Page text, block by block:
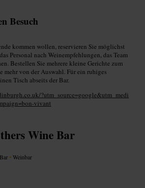
Besuch
kommen wollen, reservieren Sie möglichst
Personal nach Weinempfehlungen, das Team
Bestellen Sie mehrere kleine Gerichte zum
mehr von der Auswahl. Für ein ruhiges
Tisch abseits der Bar.
?utm_source=google&utm_medi
vivant
Wine Bar
Bar •Weinbar